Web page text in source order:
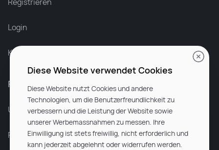
Login
Karriere bei Rocken
Für Unternehmen
Unsere Dienstleistungen
Partnerunternehmen
Diese Website verwendet Cookies
Diese Website nutzt Cookies und andere
Technologien, um die Benutzerfreundlichkeit zu
verbessern und die Leistung der Website sowie
unserer Werbemassnahmen zu messen. Ihre
Einwilligung ist stets freiwillig, nicht erforderlich und
kann jederzeit abgelehnt oder widerrufen werden.